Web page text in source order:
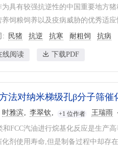
为具有较强抗逆性的中国重要地方
养饲粮饲养以及疫病威胁的优秀适
民猪 抗逆 抗寒 耐粗饲 抗病
线阅读 下载PDF
法对纳米梯级孔β分子筛催
时雅滨 李翠钦 +1 位作者 王瑞雨
和FCC汽油进行烷基化反应是生产
化剂使用寿命,但是制备过程中却存